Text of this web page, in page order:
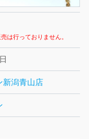
は行っておりません。
新潟青山店